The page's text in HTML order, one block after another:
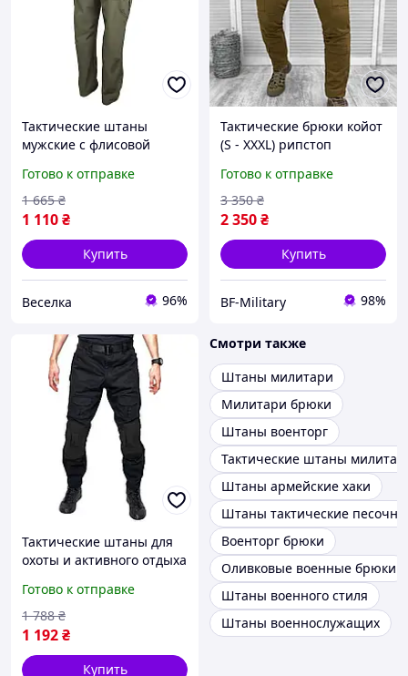
Тактические штаны
мужские с флисовой
работы и активного
отдыха FLAME
Готово к отправке
1 110₴
1 665 ₴
Купить
Веселка 96%
Тактические брюки койот
(S - XXXL) рипстоп
военные боевые для
силовых структур BAGS
Готово к отправке
2 350₴
3 350 ₴
Купить
BF-Military 98%
Тактические штаны для
охоты и активного отдыха
с защитой коленей 8
карманов FLAME
Готово к отправке
1 192₴
1 788 ₴
Купить
Смотри также
Штаны милитари
Милитари брюки
Штаны военторг
Тактические штаны
Штаны армейские хаки
Штаны тактические
Военторг брюки
Оливковые военные брюки
Штаны военного стиля
Штаны военнослужащих